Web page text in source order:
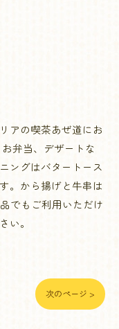
アの喫茶あぜ道にお
弁当、デザートな
ングはバタートース
。から揚げと牛串は
でもご利用いただけ
い。
次のページ >